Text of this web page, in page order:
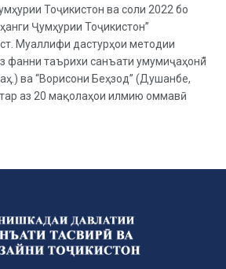
Тоҷикистон ва соли 2022 бо
Ҷумҳурии Тоҷикистон”
Муаллифи дастурҳои методии
фанни таърихи санъати умумиҷаҳонӣ ”
ва “Ворисони Беҳзод” (Душанбе,
аз 20 мақолаҳои илмию оммавӣ